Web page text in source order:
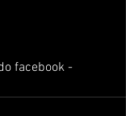
facebook -